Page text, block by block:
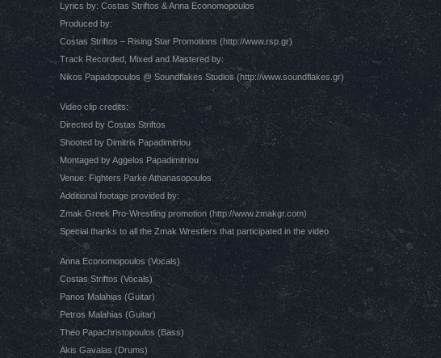
Lyrics by: Costas Striftos & Anna Economopoulos
Produced by:
Costas Striftos – Rising Star Promotions (http://www.rsp.gr)
Track Recorded, Mixed and Mastered by:
Nikos Papadopoulos @ Soundflakes Studios (http://www.soundflakes.gr)
Video clip credits:
Directed by Costas Striftos
Shooted by Dimitris Papadimitriou
Montaged by Aggelos Papadimitriou
Venue: Fighters Parke Athanasopoulos
Additional footage provided by:
Zmak Greek Pro-Wrestling promotion (http://www.zmakgr.com)
Special thanks to all the Zmak Wrestlers that participated in the video
Anna Economopoulos (Vocals)
Costas Striftos (Vocals)
Panos Malahias (Guitar)
Petros Malahias (Guitar)
Theo Papachristopoulos (Bass)
Akis Gavalas (Drums)